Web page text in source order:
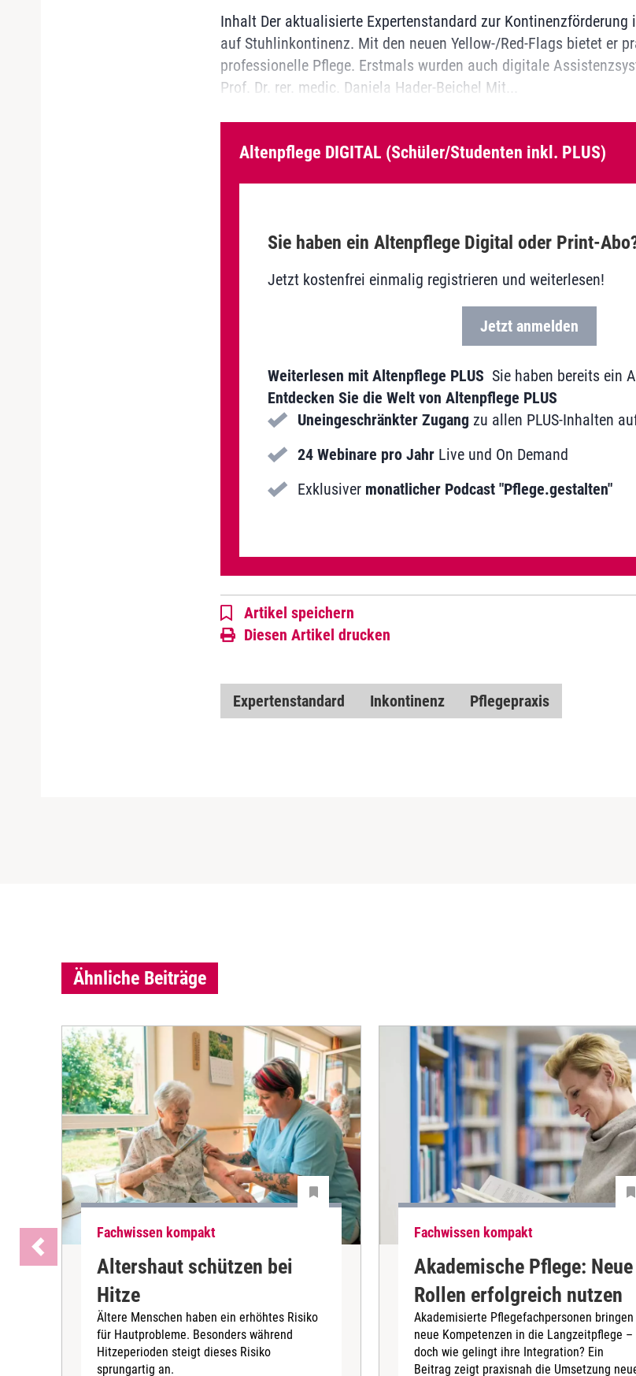
Inhalt Der aktualisierte Expertenstandard zur Kontinenzförderung
auf Stuhlinkontinenz. Mit den neuen Yellow-/Red-Flags bietet er
professionelle Pflege. Erstmals wurden auch digitale
Prof. Dr. rer. medic. Daniela Hader-Beichel Mit...
Altenpflege DIGITAL (Schüler/Studenten inkl. PLUS)
Sie haben ein Altenpflege Digital oder Print-
Jetzt kostenfrei einmalig registrieren und weiterlesen!
Jetzt anmelden
Weiterlesen mit Altenpflege PLUS Sie haben bereits ein
Entdecken Sie die Welt von Altenpflege PLUS
Uneingeschränkter Zugang zu allen PLUS-Inhalten
24 Webinare pro JahrLive und On Demand
Exklusiver monatlicher Podcast "Pflege.gestalten"
Artikel speichern
Diesen Artikel drucken
Expertenstandard Inkontinenz Pflegepraxis
Ähnliche Beiträge
Fachwissen kompakt
Altershaut schützen bei
Hitze
Ältere Menschen haben ein erhöhtes Risiko
für Hautprobleme. Besonders während
Hitzeperioden steigt dieses Risiko
sprungartig an.
Fachwissen kompakt
Akademische Pflege: Neue
Rollen erfolgreich nutzen
Akademisierte Pflegefachpersonen bringen
neue Kompetenzen in die Langzeitpflege –
doch wie gelingt ihre Integration? Ein
Beitrag zeigt praxisnah die Umsetzung